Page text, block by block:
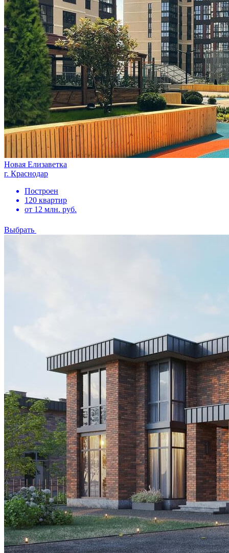
Новая Елизаветка
г. Краснодар
Построен
120 квартир
от 12 млн. руб.
Выбрать